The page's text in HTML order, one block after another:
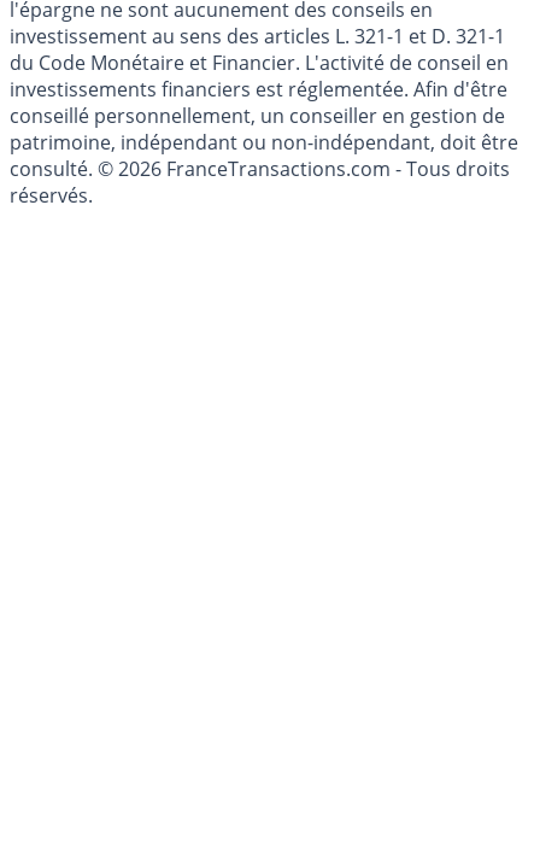
Les articles et commentaires publiés sur le guide de
l'épargne ne sont aucunement des conseils en
investissement au sens des articles L. 321-1 et D. 321-1
du Code Monétaire et Financier. L'activité de conseil en
investissements financiers est réglementée. Afin d'être
conseillé personnellement, un conseiller en gestion de
patrimoine, indépendant ou non-indépendant, doit être